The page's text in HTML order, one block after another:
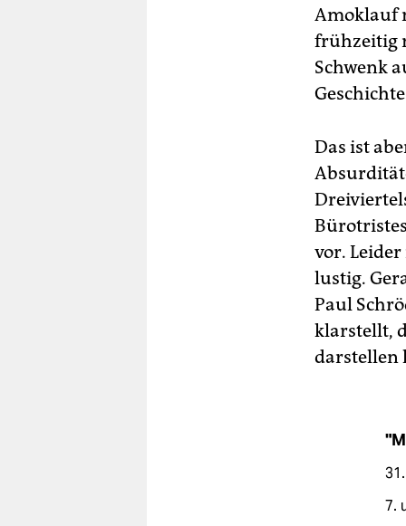
Amoklauf
frühzeitig
Schwenk
Das ist
vor.
lustig.
Paul
klarstellt,
darstellen
7.